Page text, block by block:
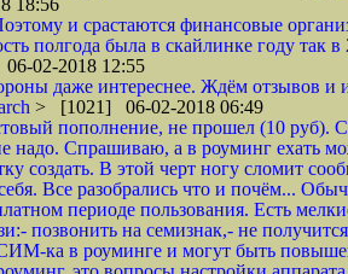
18:56
и срастаются финансовые
полгода была в скайлинке году
02-2018 12:55
даже интереснее. Ждём отзывов и
> [1021] 06-02-2018 06:49
пополнение, не прошел (10 руб).
надо. Спрашиваю, а в роуминг ехать
создать. В этой черт ногу сломит
Все разобрались что и почём...
периоде пользования. Есть
позвонить на семизнак,- не
ка в роуминге и могут быть